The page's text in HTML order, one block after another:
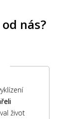
nás?
život